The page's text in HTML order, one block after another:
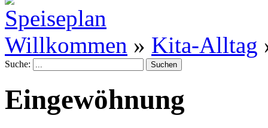
Willkommen » Kita-Alltag
Suche:
Eingewöhnung